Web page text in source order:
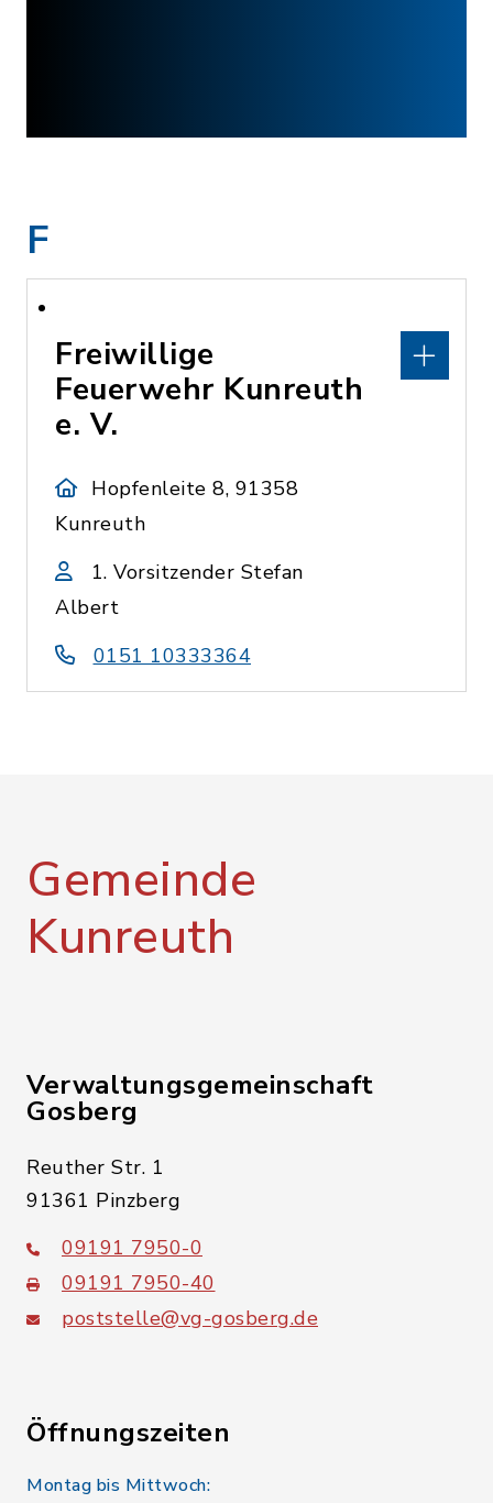
F
Freiwillige
Feuerwehr Kunreuth
e. V.
Hopfenleite 8, 91358
Kunreuth
1. Vorsitzender Stefan
Albert
0151 10333364
Gemeinde
Kunreuth
Verwaltungsgemeinschaft
Gosberg
Reuther Str. 1
91361 Pinzberg
09191 7950-0
09191 7950-40
poststelle@vg-gosberg.de
Öffnungszeiten
Montag bis Mittwoch: